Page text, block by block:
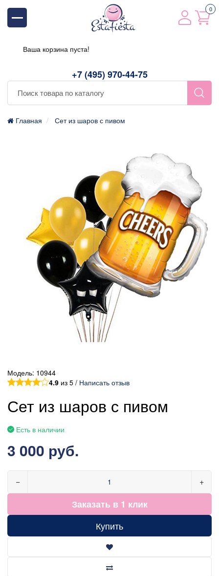
+7 (495) 970-44-75
0
Ваша корзина пуста!
Главная Сет из шаров с пивом
Модель: 10944
4.9 из 5 / Написать отзыв
Сет из шаров с пивом
Есть в наличии
3 000 руб.
− +
Заказать в 1 клик
Купить